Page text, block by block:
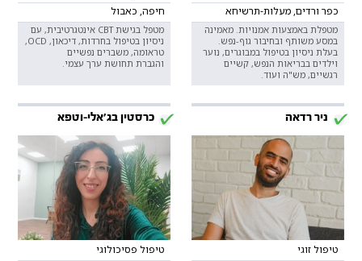
כפר ורדים, מעלות-תרשיחא
מטפלת באמצעות אמנויות. מאמינה
במסע משותף ובחיבור גוף-נפש.
בעלת ניסיון בטיפול במבוגרים, נוער
וילדים בבריאות הנפש, קשיים
רגשיים, מש"ה ועוד.
חיפה, כאבול
מטפל בגישת CBT אינטגרטיבית, עם
ניסיון בטיפול בחרדות, דיכאון, OCD,
טראומה, משברים נפשיים
והגברת תחושת ערך עצמי.
ניר רדאה
טיפול זוגי
כרסטין בג'אלי-וטפא
טיפול פסיכולוגי